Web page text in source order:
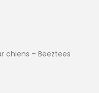
chiens – Beeztees